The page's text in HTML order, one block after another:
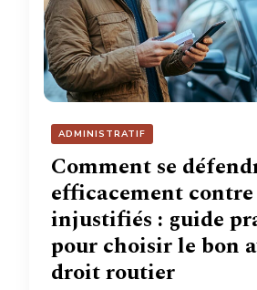
ADMINISTRATIF
Comment se
efficacement
injustifiés : guide
pour choisir le bon
droit routier